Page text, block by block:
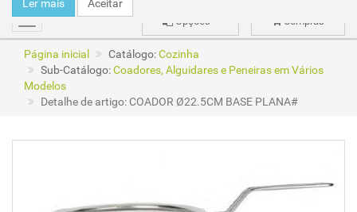
mudar Compras
Opções
Ler mais Aceitar
Página inicial Catálogo:Cozinha
Sub-Catálogo:Coadores, Alguidares e Peneiras em Vários
Modelos
Detalhe de artigo: COADOR Ø22.5CM BASE PLANA#